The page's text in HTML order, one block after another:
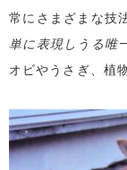
常にさまざまな技
単に表現しうる唯
オビやうさぎ、植